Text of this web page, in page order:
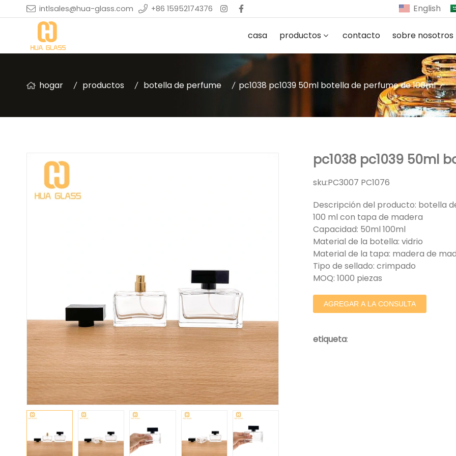
intlsales@hua-glass.com +86 15952174376 English
casa productos contacto sobre nosotros
hogar productos botella de perfume pc1038 pc1039 50ml botella de perfume de 100ml
pc1038 pc1039 50ml
sku:PC3007 PC1076
Descripción del producto: botella
100 ml con tapa de madera
Capacidad: 50ml 100ml
Material de la botella: vidrio
Material de la tapa: madera de
Tipo de sellado: crimpado
MOQ: 1000 piezas
AGREGAR A LA CONSULTA
etiqueta: